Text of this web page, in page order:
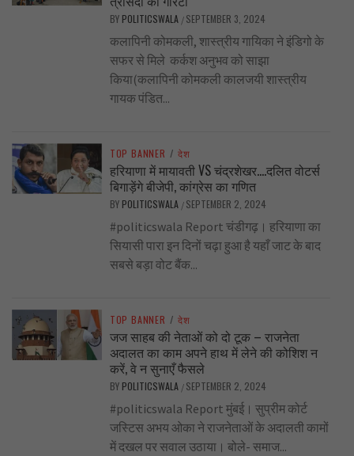
BY POLITICSWALA / SEPTEMBER 3, 2024
कलापिनी कोमकली, शास्त्रीय गायिका ने इंडिगो के
सफर से मिले कर्कश अनुभव को साझा
किया(कलापिनी कोमकली कालजयी शास्त्रीय
गायक पंडित...
TOP BANNER / देश
हरियाणा में मायावती VS चंद्रशेखर….दलित वोटर्स
बिगाड़ेंगे बीजेपी, कांग्रेस का गणित
BY POLITICSWALA / SEPTEMBER 2, 2024
#politicswala Report चंडीगढ़। हरियाणा का
सियासी पारा इन दिनों चढ़ा हुआ है यहाँ जाट के बाद
सबसे बड़ा वोट बैंक...
TOP BANNER / देश
जज साहब की नेताओं को दो टूक – राजनेता
अदालत का काम अपने हाथ में लेने की कोशिश न
करें, वे न सुनाएँ फैसले
BY POLITICSWALA / SEPTEMBER 2, 2024
#politicswala Report मुंबई। सुप्रीम कोर्ट
जस्टिस अभय ओका ने राजनेताओं के अदालती कामों
में दखल पर सवाल उठाया। बोले- समाज...